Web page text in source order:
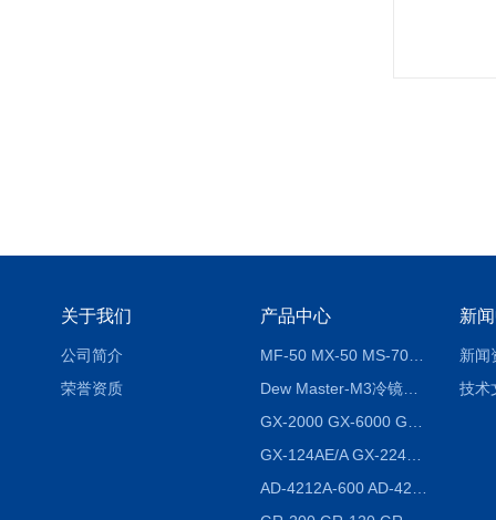
关于我们
公司简介
荣誉资质
产品中心
MF-50 MX-50 MS-70卤素水分测定仪 红外线水分仪
Dew Master-M3冷镜式露点仪
GX-124AE/A GX-224AE/A分析天平
新
新闻
技术